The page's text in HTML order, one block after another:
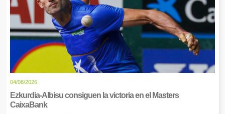
04/08/2026
Ezkurdia-Albisu consiguen la victoria en el Masters
CaixaBank